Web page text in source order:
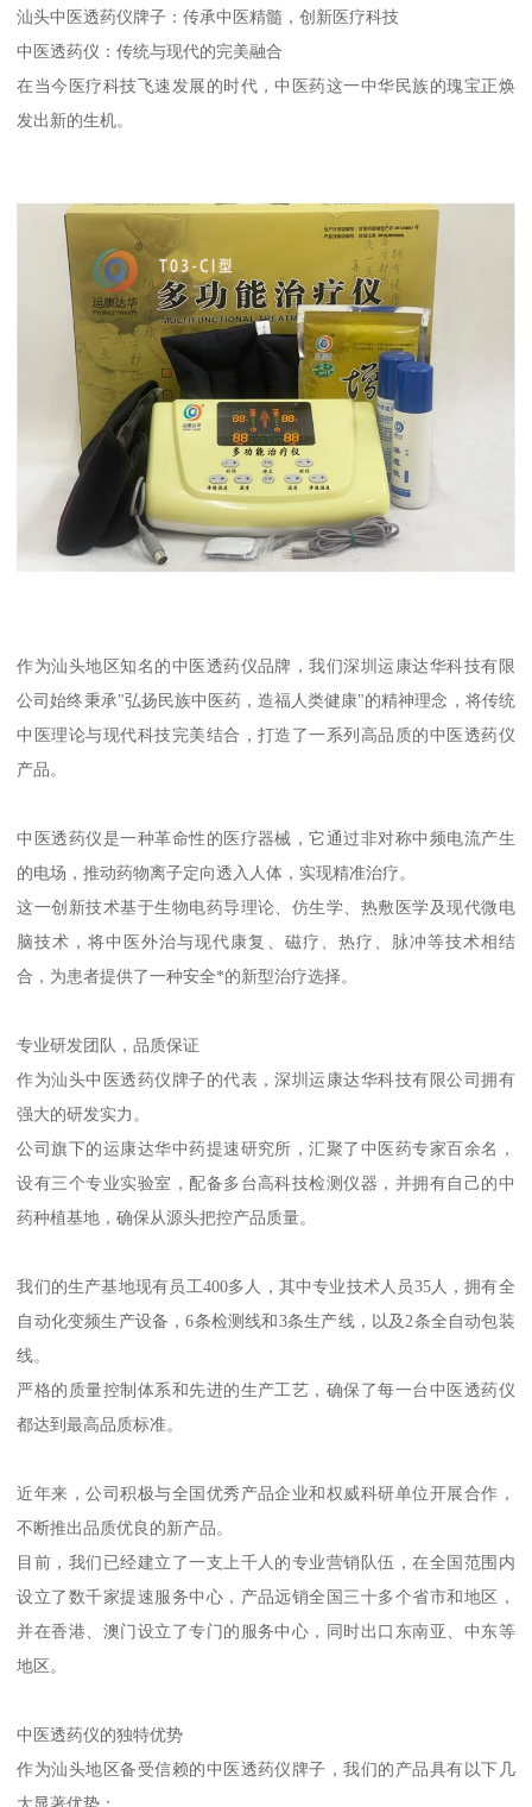
汕头中医透药仪牌子：传承中医精髓，创新医疗科技
中医透药仪：传统与现代的完美融合
在当今医疗科技飞速发展的时代，中医药这一中华民族的瑰宝正焕
发出新的生机。
作为汕头地区知名的中医透药仪品牌，我们深圳运康达华科技有限
公司始终秉承"弘扬民族中医药，造福人类健康"的精神理念，将传统
中医理论与现代科技完美结合，打造了一系列高品质的中医透药仪
产品。
中医透药仪是一种革命性的医疗器械，它通过非对称中频电流产生
的电场，推动药物离子定向透入人体，实现精准治疗。
这一创新技术基于生物电药导理论、仿生学、热敷医学及现代微电
脑技术，将中医外治与现代康复、磁疗、热疗、脉冲等技术相结
合，为患者提供了一种安全*的新型治疗选择。
专业研发团队，品质保证
作为汕头中医透药仪牌子的代表，深圳运康达华科技有限公司拥有
强大的研发实力。
公司旗下的运康达华中药提速研究所，汇聚了中医药专家百余名，
设有三个专业实验室，配备多台高科技检测仪器，并拥有自己的中
药种植基地，确保从源头把控产品质量。
我们的生产基地现有员工400多人，其中专业技术人员35人，拥有全
自动化变频生产设备，6条检测线和3条生产线，以及2条全自动包装
线。
严格的质量控制体系和先进的生产工艺，确保了每一台中医透药仪
都达到最高品质标准。
近年来，公司积极与全国优秀产品企业和权威科研单位开展合作，
不断推出品质优良的新产品。
目前，我们已经建立了一支上千人的专业营销队伍，在全国范围内
设立了数千家提速服务中心，产品远销全国三十多个省市和地区，
并在香港、澳门设立了专门的服务中心，同时出口东南亚、中东等
地区。
中医透药仪的独特优势
作为汕头地区备受信赖的中医透药仪牌子，我们的产品具有以下几
大显著优势：